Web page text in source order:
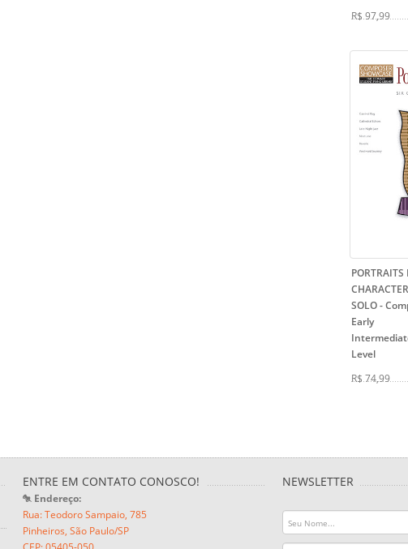
R$ 97,99
PORTRAITS
SOLO-
Early
Level
R$ 74,99
ENTRE EM CONTATO CONOSCO!
Endereço:
Rua: Teodoro Sampaio, 785
Pinheiros, São Paulo/SP
NEWSLETTER